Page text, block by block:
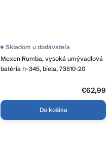
Mexen Rumba, vysoká umývadlová
batéria h-345, biela, 73510-20
Skladom u dodávateľa
€62,99
Do košíka